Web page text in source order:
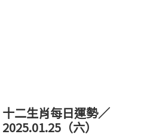
十二生肖每日運勢／
2025.01.25（六）